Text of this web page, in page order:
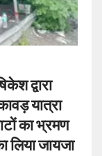
द्वारा
यात्रा
का भ्रमण
जायजा